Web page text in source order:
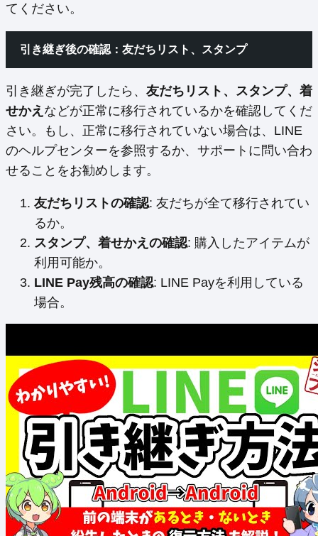
てください。
引き継ぎ後の確認：友だちリスト、スタンプ
引き継ぎが完了したら、 友だちリスト、スタンプ、着
せかえ などが正常に移行されているかを確認してくだ
さい。もし、正常に移行されていない場合は、LINE
のヘルプセンターを参照するか、サポートに問い合わ
せることをお勧めします。
友だちリストの確認: 友だちが全て移行されてい
るか。
スタンプ、着せかえの確認: 購入したアイテムが
利用可能か。
LINE Pay残高の確認: LINE Payを利用している
場合。